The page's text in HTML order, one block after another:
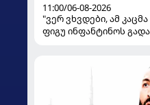
11:00/06-08-2026
"ვერ ვხვდები, ამ
ფიგუ ინფანტინოს